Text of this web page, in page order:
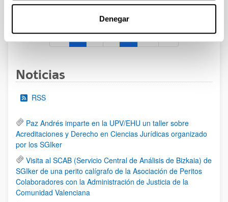
Denegar
al 30/07/2026 (ambos incluídos)
Página
1 Página
2 Página
3 ...Páginas intermedias Use TAB
Página
95
Noticias
RSS
Paz Andrés imparte en la UPV/EHU un taller sobre
Acreditaciones y Derecho en Ciencias Jurídicas organizado
por los SGIker
Visita al SCAB (Servicio Central de Análisis de Bizkaia) de
SGIker de una perito calígrafo de la Asociación de Peritos
Colaboradores con la Administración de Justicia de la
Comunidad Valenciana